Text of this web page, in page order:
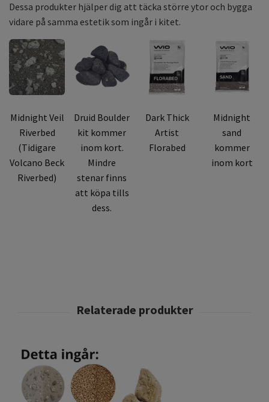
Dessa produkter hjälper dig att täcka större ytor och bygga
vidare på samma estetik som ingår i kitet.
Midnight Veil
Riverbed
(Tidigare
Volcano Beck
Riverbed)
Druid Boulder
kit kommer
inom kort.
Mindre
stenar finns
att köpa tills
dess.
Dark Thick
Artist
Florabed
Midnight
sand
kommer
inom kort